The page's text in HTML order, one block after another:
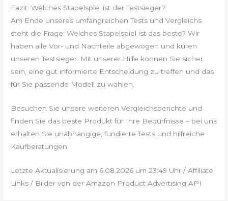
Fazit: Welches Stapelspiel ist der Testsieger?
Am Ende unseres umfangreichen Tests und Vergleichs
steht die Frage: Welches Stapelspiel ist das beste? Wir
haben alle Vor- und Nachteile abgewogen und küren
unseren Testsieger. Mit unserer Hilfe können Sie sicher
sein, eine gut informierte Entscheidung zu treffen und das
für Sie passende Modell zu wählen.
Besuchen Sie unsere weiteren Vergleichsberichte und
finden Sie das beste Produkt für Ihre Bedürfnisse – bei uns
erhalten Sie unabhängige, fundierte Tests und hilfreiche
Kaufberatungen.
Letzte Aktualisierung am 6.08.2026 um 23:49 Uhr / Affiliate
Links / Bilder von der Amazon Product Advertising API